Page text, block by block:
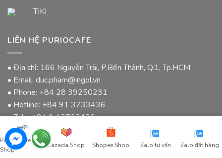
TIKI
LIÊN HỆ PURIOCAFE
• Địa chỉ: 166 Nguyễn Trãi, P.Bến Thành, Q.1, Tp.HCM
• Email: duc.pham@ingol.vn
• Phone: +84 28 39250231
• Hotline: +84 91 3733436
• Zalo:+84 9 13733436
Copyright 2026 ©PurioCafe.com
Purio Coffee
Shop
Lazada Shop Shopee Shop Zalo tư vấn Zalo đặt hàng